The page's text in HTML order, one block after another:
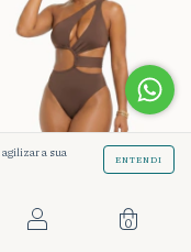
agilizar a sua
ENTENDI
0